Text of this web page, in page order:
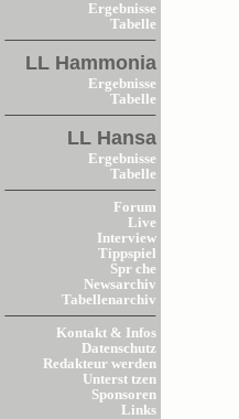
Ergebnisse
Tabelle
LL Hammonia
Ergebnisse
Tabelle
LL Hansa
Ergebnisse
Tabelle
Forum
Live
Interview
Tippspiel
Spr che
Newsarchiv
Tabellenarchiv
Kontakt & Infos
Datenschutz
Redakteur werden
Unterst tzen
Sponsoren
Links